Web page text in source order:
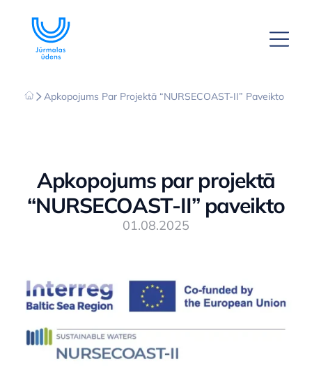
Apkopojums Par Projektā “NURSECOAST-II” Paveikto
Apkopojums par projektā
“NURSECOAST-II” paveikto
01.08.2025